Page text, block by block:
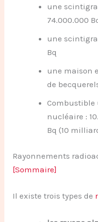
une
74.000.000
une
Bq
une maison
de
Combustible
nucléaire :
Bq (10
Rayonnements
[Sommaire]
Il existe trois types de